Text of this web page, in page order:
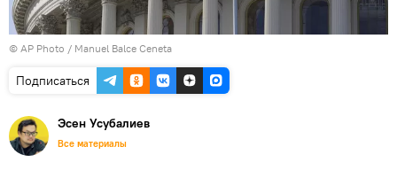
© AP Photo / Manuel Balce Ceneta
Подписаться
Эсен Усубалиев
Все материалы